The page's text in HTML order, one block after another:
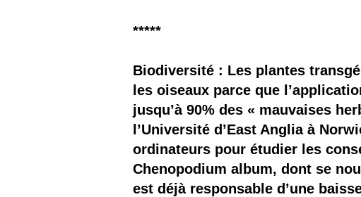
*****
Biodiversité : Les plantes
les oiseaux parce que
jusqu’à 90% des « mauvaises
l’Université d’East Anglia à
ordinateurs pour étudier les
Chenopodium album, dont se
est déjà responsable d’une